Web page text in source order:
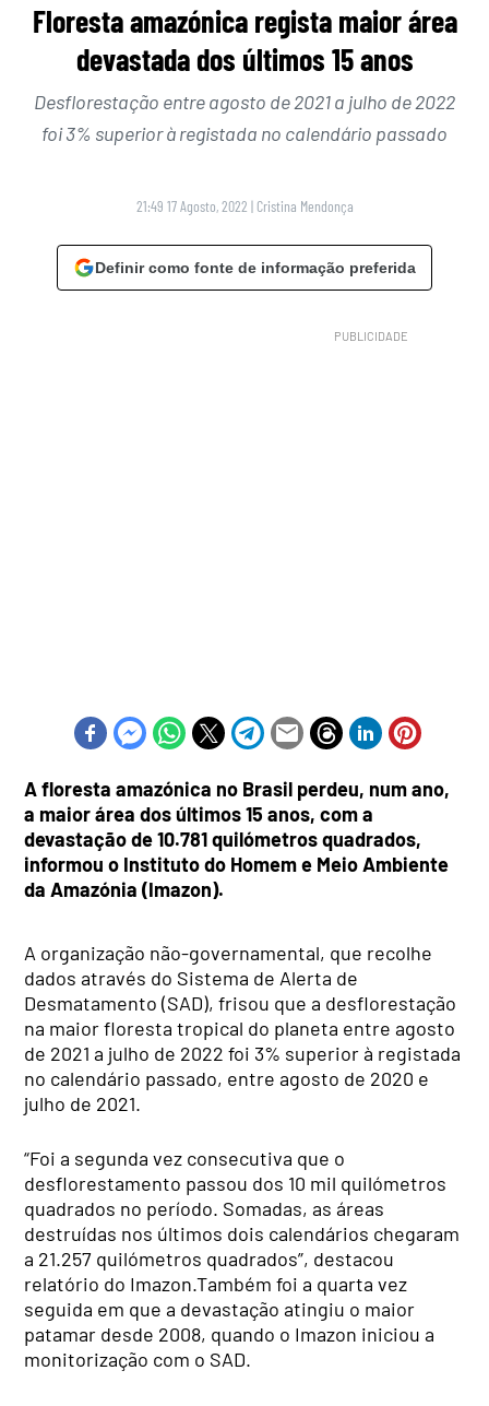
Floresta amazónica regista maior área
devastada dos últimos 15 anos
Desflorestação entre agosto de 2021 a julho de 2022
foi 3% superior à registada no calendário passado
21:49 17 Agosto, 2022 | Cristina Mendonça
Definir como fonte de informação preferida
A floresta amazónica no Brasil perdeu, num ano,
a maior área dos últimos 15 anos, com a
devastação de 10.781 quilómetros quadrados,
informou o Instituto do Homem e Meio Ambiente
da Amazónia (Imazon).
A organização não-governamental, que recolhe
dados através do Sistema de Alerta de
Desmatamento (SAD), frisou que a desflorestação
na maior floresta tropical do planeta entre agosto
de 2021 a julho de 2022 foi 3% superior à registada
no calendário passado, entre agosto de 2020 e
julho de 2021.
“Foi a segunda vez consecutiva que o
desflorestamento passou dos 10 mil quilómetros
quadrados no período. Somadas, as áreas
destruídas nos últimos dois calendários chegaram
a 21.257 quilómetros quadrados”, destacou
relatório do Imazon.Também foi a quarta vez
seguida em que a devastação atingiu o maior
patamar desde 2008, quando o Imazon iniciou a
monitorização com o SAD.